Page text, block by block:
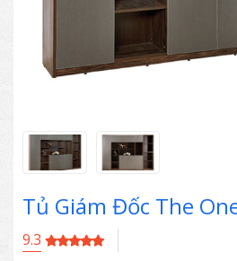
Tủ Giám Đốc The
9.3